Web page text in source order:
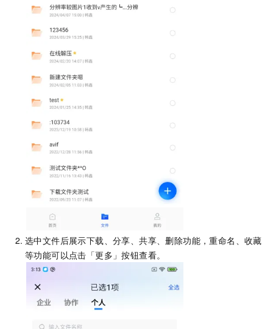
选中文件后展示下载、分享、共享、删除功能，重命名、收藏
等功能可以点击「更多」按钮查看。